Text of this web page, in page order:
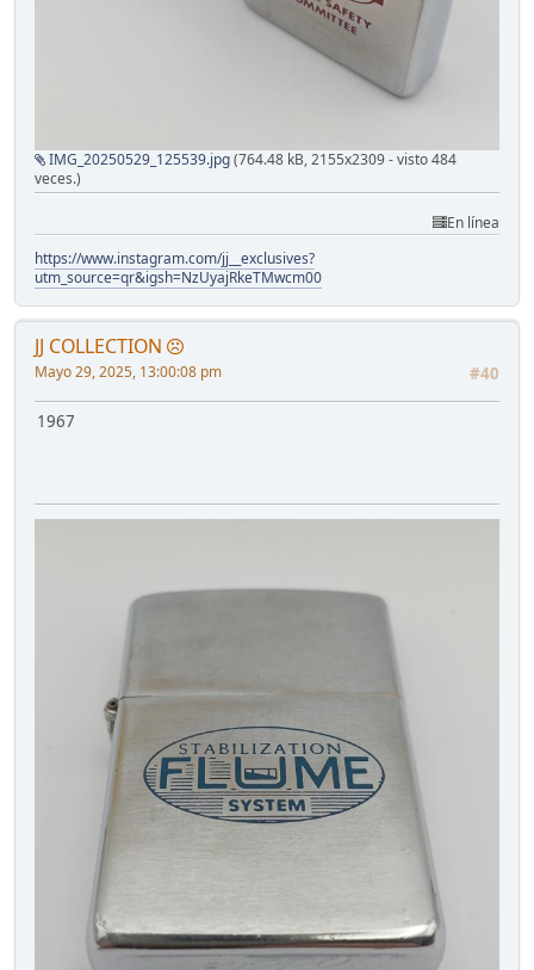
IMG_20250529_125539.jpg(764.48 kB, 2155x2309 - visto 484
veces.)
En línea
https://www.instagram.com/jj__exclusives?
utm_source=qr&igsh=NzUyajRkeTMwcm00
JJ COLLECTION
#40
Mayo 29, 2025, 13:00:08 pm
1967